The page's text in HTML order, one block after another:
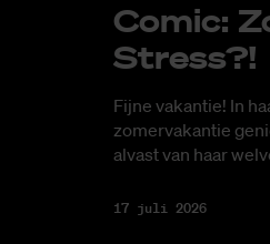
Co­mic:
Stress?!
Fijne vakantie! In
zomervakantie
alvast van haar
17 juli 2026